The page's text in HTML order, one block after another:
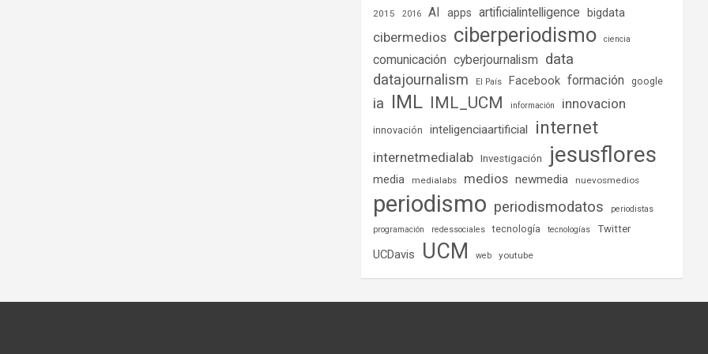
2015 2016 AI apps artificialintelligence bigdata
cibermedios ciberperiodismo ciencia
comunicación cyberjournalism data
datajournalism El País Facebook formación google
ia IML IML_UCM información innovacion
innovación inteligenciaartificial internet
internetmedialab Investigación jesusflores
media medialabs medios newmedia nuevosmedios
periodismo periodismodatos
periodistas
programación
redessociales tecnología tecnologías Twitter
UCDavis UCM web youtube